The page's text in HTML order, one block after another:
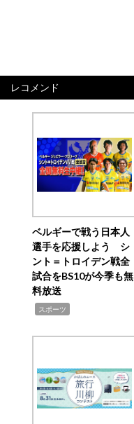
レコメンド
ベルギーで戦う日本人
選手を応援しよう シ
ント＝トロイデン戦全
試合をBS10が今季も無
料放送
スポーツ